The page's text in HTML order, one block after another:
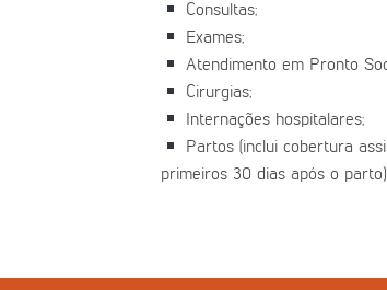
Consultas;
Exames;
Atendimento em Pronto
Cirurgias;
Internações hospitalares;
Partos (inclui cobertura
primeiros 30 dias após o parto)